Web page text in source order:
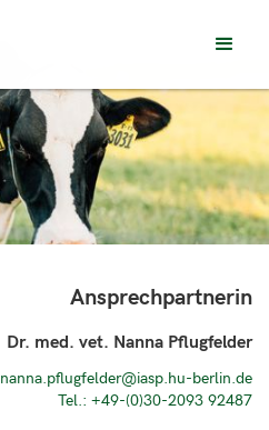
Ansprechpartnerin
Dr. med. vet. Nanna Pflugfelder
nanna.pflugfelder@iasp.hu-berlin.de
Tel.: +49-(0)30-2093 92487